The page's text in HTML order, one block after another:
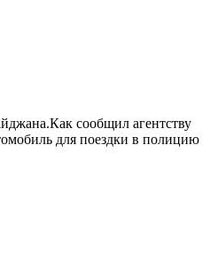
сообщил агентству
для поездки в полицию